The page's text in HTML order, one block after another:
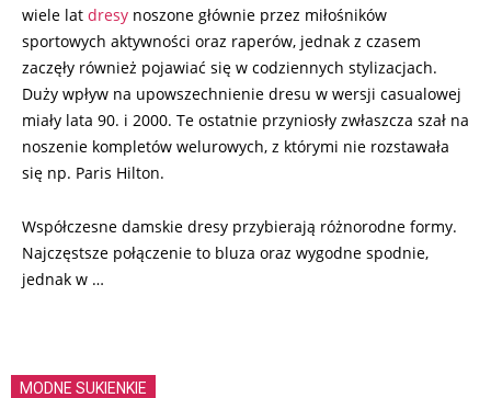
wiele lat dresy noszone głównie przez miłośników
sportowych aktywności oraz raperów, jednak z czasem
zaczęły również pojawiać się w codziennych stylizacjach.
Duży wpływ na upowszechnienie dresu w wersji casualowej
miały lata 90. i 2000. Te ostatnie przyniosły zwłaszcza szał na
noszenie kompletów welurowych, z którymi nie rozstawała
się np. Paris Hilton.
Współczesne damskie dresy przybierają różnorodne formy.
Najczęstsze połączenie to bluza oraz wygodne spodnie,
jednak w …
MODNE SUKIENKIE